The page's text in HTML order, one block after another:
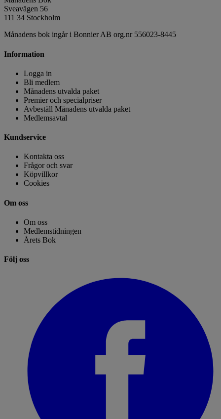
Sveavägen 56
111 34 Stockholm
Månadens bok ingår i Bonnier AB org.nr 556023-8445
Information
Logga in
Bli medlem
Månadens utvalda paket
Premier och specialpriser
Avbeställ Månadens utvalda paket
Medlemsavtal
Kundservice
Kontakta oss
Frågor och svar
Köpvillkor
Cookies
Om oss
Om oss
Medlemstidningen
Årets Bok
Följ oss